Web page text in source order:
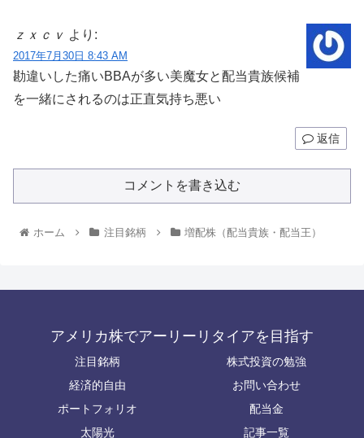
ｚｘｃｖ より:
2017年7月30日 8:43 AM
勘違いした痛いBBAが多い美魔女と配当貴族候補
を一緒にされるのは正直気持ち悪い
返信
コメントを書き込む
ホーム 注目銘柄 増配株（配当貴族・配当王）
アメリカ株でアーリーリタイアを目指す
注目銘柄
株式投資の勉強
経済的自由
お問い合わせ
ポートフォリオ
配当金
太陽光
記事一覧